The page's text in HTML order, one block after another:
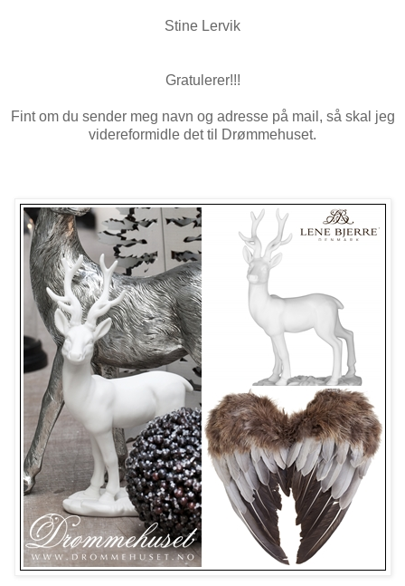
Stine Lervik
Gratulerer!!!
Fint om du sender meg navn og adresse på mail, så skal jeg
videreformidle det til Drømmehuset.